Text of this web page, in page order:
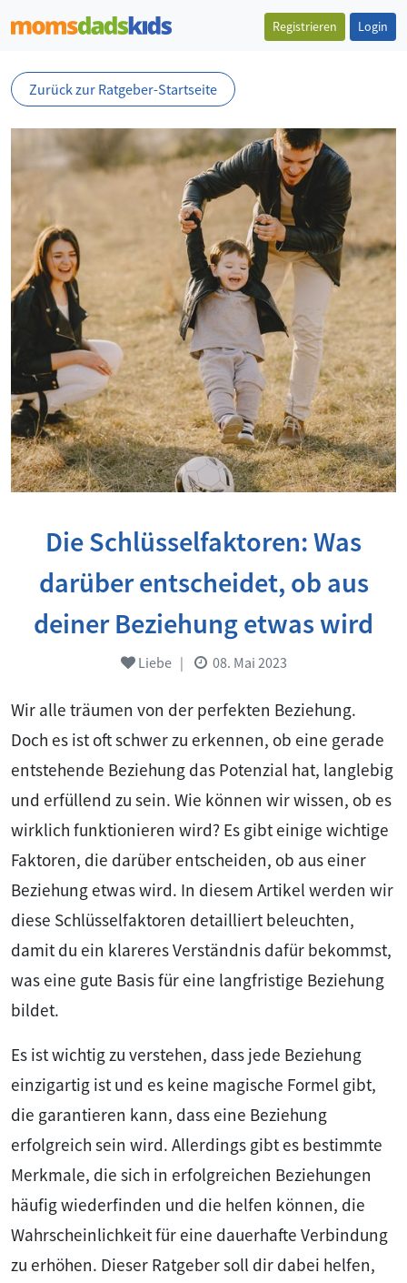
Registrieren Login
Zurück zur Ratgeber-Startseite
Die Schlüsselfaktoren: Was
darüber entscheidet, ob aus
deiner Beziehung etwas wird
Liebe| 08. Mai 2023
Wir alle träumen von der perfekten Beziehung.
Doch es ist oft schwer zu erkennen, ob eine gerade
entstehende Beziehung das Potenzial hat, langlebig
und erfüllend zu sein. Wie können wir wissen, ob es
wirklich funktionieren wird? Es gibt einige wichtige
Faktoren, die darüber entscheiden, ob aus einer
Beziehung etwas wird. In diesem Artikel werden wir
diese Schlüsselfaktoren detailliert beleuchten,
damit du ein klareres Verständnis dafür bekommst,
was eine gute Basis für eine langfristige Beziehung
bildet.
Es ist wichtig zu verstehen, dass jede Beziehung
einzigartig ist und es keine magische Formel gibt,
die garantieren kann, dass eine Beziehung
erfolgreich sein wird. Allerdings gibt es bestimmte
Merkmale, die sich in erfolgreichen Beziehungen
häufig wiederfinden und die helfen können, die
Wahrscheinlichkeit für eine dauerhafte Verbindung
zu erhöhen. Dieser Ratgeber soll dir dabei helfen,